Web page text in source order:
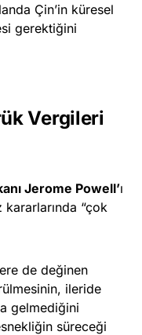
Çin’in küresel
gerektiğini
Vergileri
Jerome Powell’ı
“çok
de değinen
ileride
gelmediğini
süreceği